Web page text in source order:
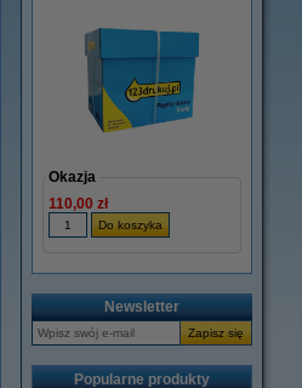
Okazja
110,00 zł
Newsletter
Popularne produkty